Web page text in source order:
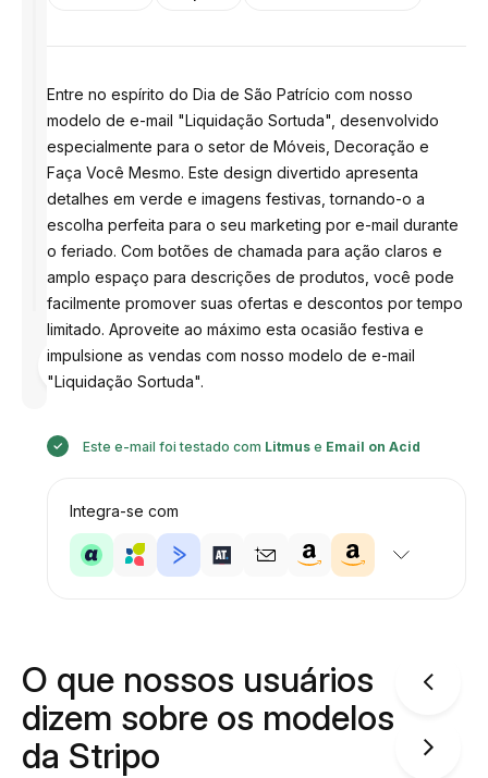
Desenhado
por
Anastasiia
Entre no espírito do Dia de São Patrício com nosso
modelo de e-mail "Liquidação Sortuda", desenvolvido
especialmente para o setor de Móveis, Decoração e
Faça Você Mesmo. Este design divertido apresenta
detalhes em verde e imagens festivas, tornando-o a
escolha perfeita para o seu marketing por e-mail durante
o feriado. Com botões de chamada para ação claros e
amplo espaço para descrições de produtos, você pode
facilmente promover suas ofertas e descontos por tempo
limitado. Aproveite ao máximo esta ocasião festiva e
impulsione as vendas com nosso modelo de e-mail
"Liquidação Sortuda".
Este e-mail foi testado com Litmuse Email on Acid
Integra-se com
O que nossos usuários
dizem sobre os modelos
da Stripo